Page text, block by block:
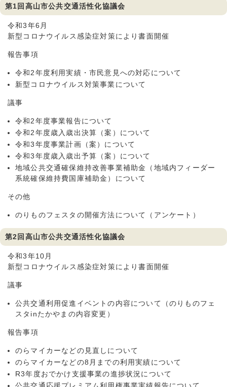
第1回高山市公共交通活性化協議会
令和3年6月
新型コロナウイルス感染症対策により書面開催
報告事項
令和2年度利用実績・市民意見への対応について
新型コロナウイルス対策事業について
議事
令和2年度事業報告について
令和2年度歳入歳出決算（案）について
令和3年度事業計画（案）について
令和3年度歳入歳出予算（案）について
地域公共交通確保維持改善事業補助金（地域内フィーダー
系統確保維持費国庫補助金）について
その他
のりものフェスタの開催方法について（アンケート）
第2回高山市公共交通活性化協議会
令和3年10月
新型コロナウイルス感染症対策により書面開催
議事
公共交通利用促進イベントの内容について（のりものフェ
スタinたかやまの内容変更）
報告事項
のらマイカーなどの見直しについて
のらマイカーなどの8月までの利用実績について
R3年度おでかけ支援事業の進捗状況について